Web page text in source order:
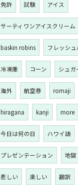
免許 試験 アイス
サーティワンアイスクリーム
baskin robins フレッシュ
冷凍庫 コーン シュガ
海外 航空券 romaji
hiragana kanji more
今日は何の日 ハワイ語
プレゼンテーション 地獄
悲しい 楽しい 翻訳